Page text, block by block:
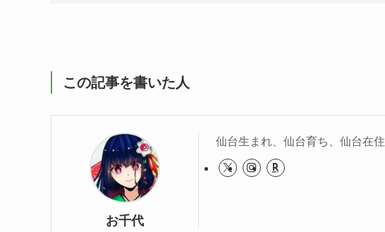
この記事を書いた人
お千代
仙台生まれ、仙台育ち、仙台在住